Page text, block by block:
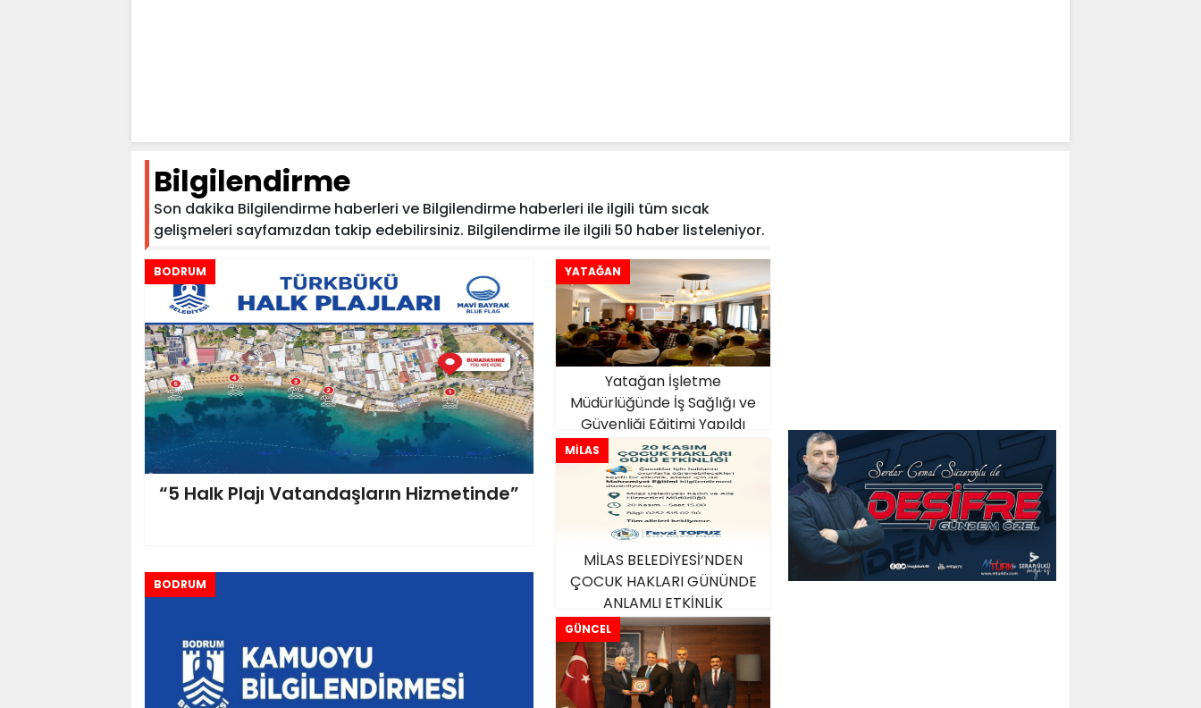
Bilgilendirme
Son dakika Bilgilendirme haberleri ve Bilgilendirme haberleri ile ilgili tüm sıcak
gelişmeleri sayfamızdan takip edebilirsiniz. Bilgilendirme ile ilgili 50 haber listeleniyor.
BODRUM
“5 Halk Plajı Vatandaşların Hizmetinde”
YATAĞAN
Yatağan İşletme
Müdürlüğünde İş Sağlığı ve
Güvenliği Eğitimi Yapıldı
MİLAS
MİLAS BELEDİYESİ’NDEN
ÇOCUK HAKLARI GÜNÜNDE
ANLAMLI ETKİNLİK
BODRUM
GÜNCEL